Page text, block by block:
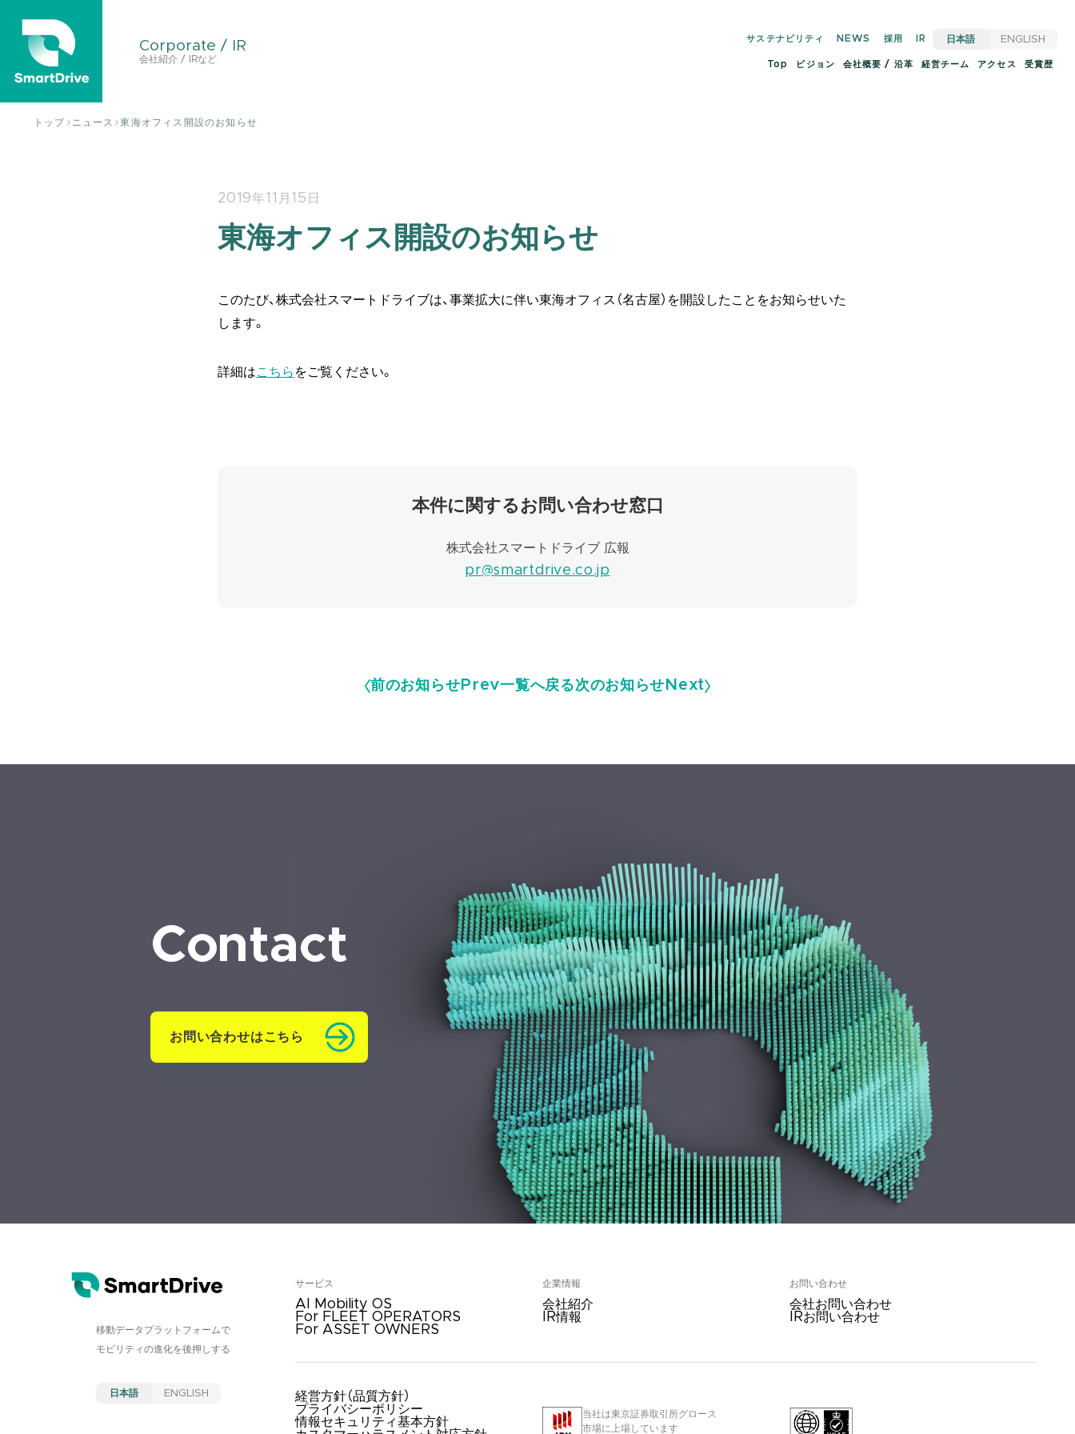
Corporate / IR
会社紹介 / IRなど
サステナビリティ NEWS 採用 IR 日本語 ENGLISH
Top ビジョン 会社概要 / 沿革 経営チーム アクセス 受賞歴
トップ ニュース 東海オフィス開設のお知らせ
2019年11月15日
東海オフィス開設のお知らせ
このたび、株式会社スマートドライブは、事業拡大に伴い東海オフィス（名古屋）を開設したことをお知らせいた
します。
詳細はこちら をご覧ください。
本件に関するお問い合わせ窓口
株式会社スマートドライブ 広報
pr@smartdrive.co.jp
前のお知らせ Prev 次のお知らせ Next
一覧へ戻る
Contact
お問い合わせはこちら
移動データプラットフォームで
モビリティの進化を後押しする
日本語 ENGLISH
サービス
AI Mobility OS
For FLEET OPERATORS
For ASSET OWNERS
企業情報
会社紹介
IR情報
お問い合わせ
会社お問い合わせ
IRお問い合わせ
経営方針（品質方針）
プライバシーポリシー
情報セキュリティ基本方針
当社は東京証券取引所グロース
市場に上場しています